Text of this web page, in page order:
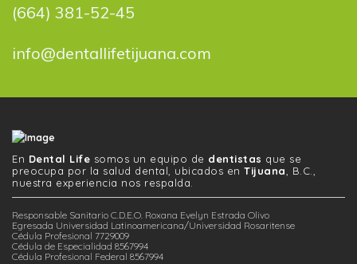
(664) 381-52-45
info@dentallifetijuana.com
En Dental Life somos un equipo de dentistas que se
preocupa por la salud dental, ubicados en Tijuana, B.C.,
nuestra experiencia nos respalda.
Responsable Sanitario C.D.E.O. Roxana Evelyn Estrada Olivo
Egresada Universidad Latinoamericana/Universidad Rosaritense
Cédula Profesional 7729009
Cédula de Especialidad 8567994
Cédula Profesional Federal 8567994